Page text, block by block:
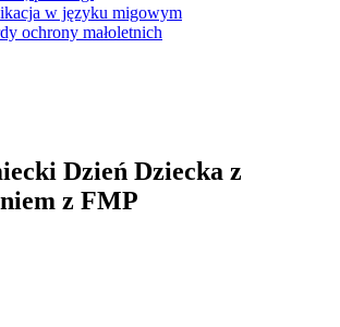
w języku migowym
ochrony małoletnich
Dzień Dziecka z
z FMP